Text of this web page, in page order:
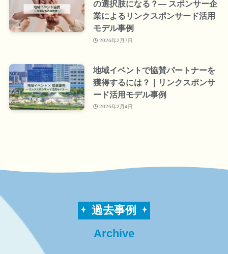
の選択肢になる？― スポンサー企
業によるリンクスポンサード活用
モデル事例
2026年2月7日
地域イベントで協賛パートナーを
獲得するには？｜リンクスポンサ
ード活用モデル事例
2026年2月4日
過去事例
Archive